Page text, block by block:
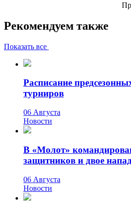
Рекомендуем также
Показать все
Расписание
турниров
06 Августа
Новости
В «Молот»
защитников и двое
06 Августа
Новости